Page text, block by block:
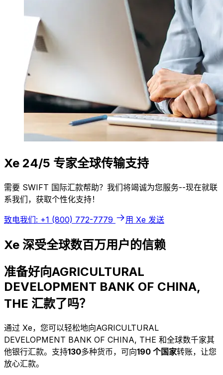
Xe 24/5 专家全球传输支持
需要 SWIFT 国际汇款帮助？我们将竭诚为您服务--现在就联
系我们，获取个性化支持！
致电我们: +1 (800) 772-7779 用 Xe 发送
Xe 深受全球数百万用户的信赖
准备好向AGRICULTURAL
DEVELOPMENT BANK OF CHINA,
THE 汇款了吗？
通过 Xe，您可以轻松地向AGRICULTURAL
DEVELOPMENT BANK OF CHINA, THE 和全球数千家其
他银行汇款。支持130多种货币，可向190 个国家转账，让您
放心汇款。